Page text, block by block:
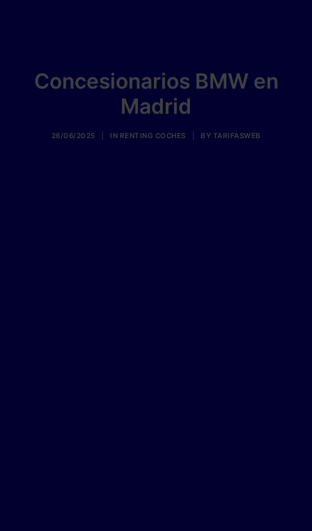
Concesionarios BMW en
Madrid
26/06/2025 IN RENTING COCHES BY TARIFASWEB